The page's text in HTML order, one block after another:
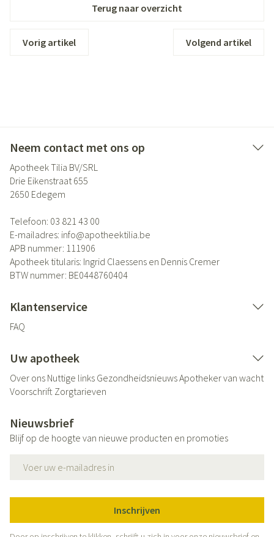
Terug naar overzicht
Vorig artikel Volgend artikel
Neem contact met ons op
Apotheek Tilia BV/SRL
Drie Eikenstraat 655
2650 Edegem
Telefoon: 03 821 43 00
E-mailadres: info@apotheektilia.be
APB nummer: 111906
Apotheek titularis: Ingrid Claessens en Dennis Cremer
BTW nummer: BE0448760404
Klantenservice
FAQ
Uw apotheek
Over ons Nuttige links GezondheidsnieuwsApotheker van wacht
Voorschrift Zorgtarieven
Nieuwsbrief
Blijf op de hoogte van nieuwe producten en promoties
Inschrijven